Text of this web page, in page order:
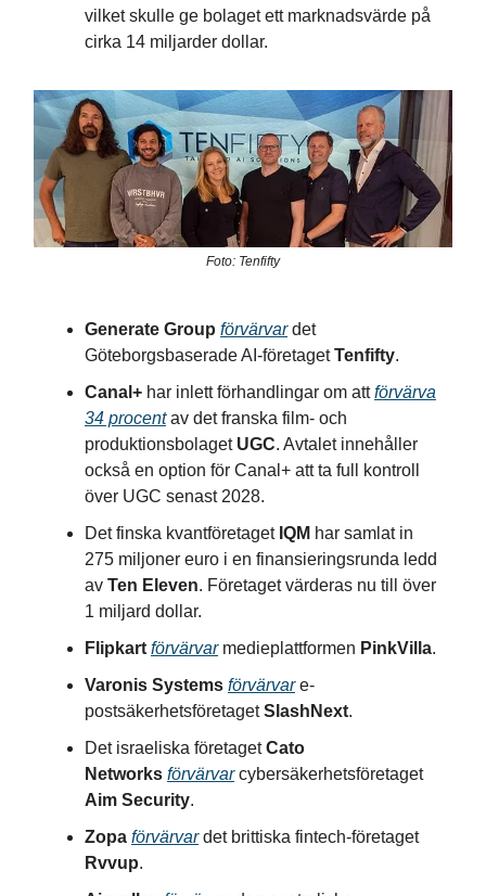
vilket skulle ge bolaget ett marknadsvärde på
cirka 14 miljarder dollar.
Foto: Tenfifty
Generate Group förvärvardet
Göteborgsbaserade AI-företagetTenfifty.
Canal+ har inlett förhandlingar om attförvärva
34 procentav det franska film- och
produktionsbolaget UGC. Avtalet innehåller
också en option för Canal+ att ta full kontroll
över UGC senast 2028.
Det finska kvantföretaget IQM har samlat in
275 miljoner euro i en finansieringsrunda ledd
av Ten Eleven. Företaget värderas nu till över
1 miljard dollar.
Flipkart förvärvarmedieplattformen PinkVilla.
Varonis Systems förvärvare-
postsäkerhetsföretagetSlashNext.
Det israeliska företagetCato
Networks förvärvarcybersäkerhetsföretaget
Aim Security.
Zopa förvärvardet brittiska fintech-företaget
Rvvup.